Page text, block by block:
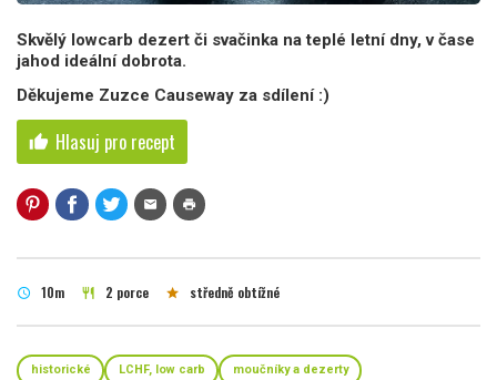
Skvělý lowcarb dezert či svačinka na teplé letní dny, v čase
jahod ideální dobrota.
Děkujeme Zuzce Causeway za sdílení :)
thumb_up Hlasuj pro recept
mail print
schedule 10m restaurant 2 porce star středně obtížné
historické LCHF, low carb moučníky a dezerty